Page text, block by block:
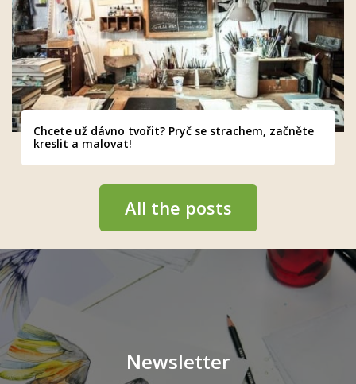
Chcete už dávno tvořit? Pryč se strachem, začněte
kreslit a malovat!
All the posts
Newsletter